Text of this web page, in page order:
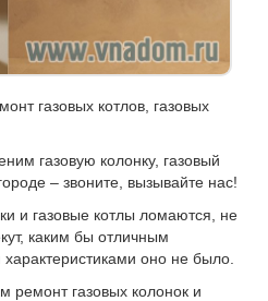
газовых котлов, газовых
газовую колонку, газовый
– звоните, вызывайте нас!
и газовые котлы ломаются, не
каким бы отличным
оно не было.
ремонт газовых колонок и